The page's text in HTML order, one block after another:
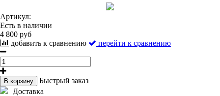
Артикул:
Есть в наличии
4 800 руб
добавить к сравнению
перейти к сравнению
В корзину
Быстрый заказ
Доставка